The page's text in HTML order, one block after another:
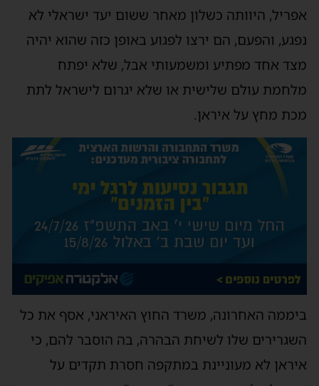
היוותה כשלון מאחר ששום יעד ישראלי לא
והפעם, הם ירצו לפגוע באופן כזה שהוא יהיה
אחד מפתיע ומשמעותי אבל, שלא יפתח
עולם שלישית או שלא יגרום לישראל לתת
מחץ על איראן.
האחרונה, משרד החוץ האיראני, אסף את כל
שלו לשיחת הבהרה, בה הוסבר להם, כי
לא מעוניינת במתקפה חסרת תקדים על